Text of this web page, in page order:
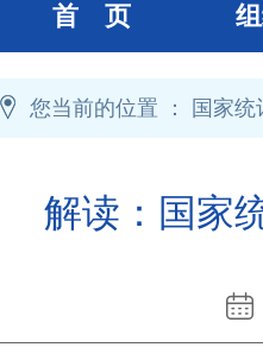
首 页 组
您当前的位置 ： 国家统
解读：国家